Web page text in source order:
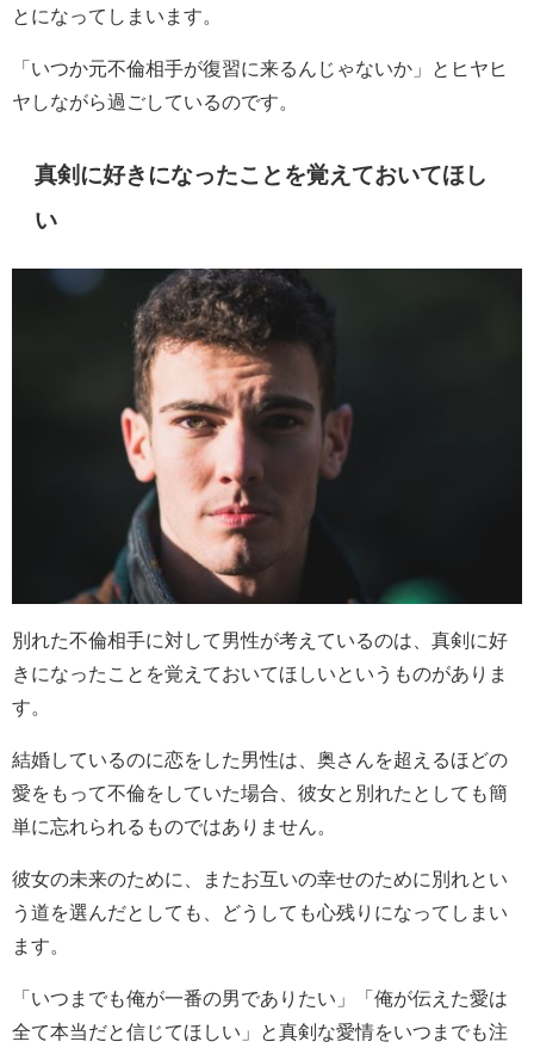
とになってしまいます。
「いつか元不倫相手が復習に来るんじゃないか」とヒヤヒ
ヤしながら過ごしているのです。
真剣に好きになったことを覚えておいてほし
い
別れた不倫相手に対して男性が考えているのは、真剣に好
きになったことを覚えておいてほしいというものがありま
す。
結婚しているのに恋をした男性は、奥さんを超えるほどの
愛をもって不倫をしていた場合、彼女と別れたとしても簡
単に忘れられるものではありません。
彼女の未来のために、またお互いの幸せのために別れとい
う道を選んだとしても、どうしても心残りになってしまい
ます。
「いつまでも俺が一番の男でありたい」「俺が伝えた愛は
全て本当だと信じてほしい」と真剣な愛情をいつまでも注